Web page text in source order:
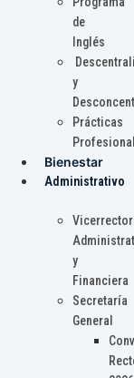
de
Inglés
y
Prácticas
Bienestar
Administrativo
y
Financiera
Secretaría
General